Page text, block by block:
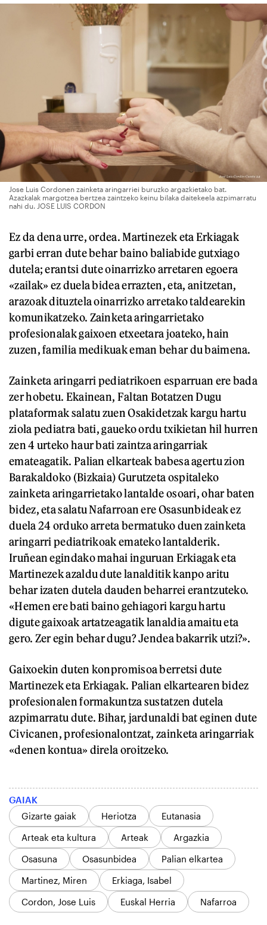
Jose Luis Cordonen zainketa aringarriei buruzko argazkietako bat.
Azazkalak margotzea bertzea zaintzeko keinu bilaka daitekeela azpimarratu
nahi du. JOSE LUIS CORDON
Ez da dena urre, ordea. Martinezek eta Erkiagak
garbi erran dute behar baino baliabide gutxiago
dutela; erantsi dute oinarrizko arretaren egoera
«zailak» ez duela bidea errazten, eta, anitzetan,
arazoak dituztela oinarrizko arretako taldearekin
komunikatzeko. Zainketa aringarrietako
profesionalak gaixoen etxeetara joateko, hain
zuzen, familia medikuak eman behar du baimena.
Zainketa aringarri pediatrikoen esparruan ere bada
zer hobetu. Ekainean, Faltan Botatzen Dugu
plataformak salatu zuen Osakidetzak kargu hartu
ziola pediatra bati, gaueko ordu txikietan hil hurren
zen 4 urteko haur bati zaintza aringarriak
emateagatik. Palian elkarteak babesa agertu zion
Barakaldoko (Bizkaia) Gurutzeta ospitaleko
zainketa aringarrietako lantalde osoari, ohar baten
bidez, eta salatu Nafarroan ere Osasunbideak ez
duela 24 orduko arreta bermatuko duen zainketa
aringarri pediatrikoak emateko lantalderik.
Iruñean egindako mahai inguruan Erkiagak eta
Martinezek azaldu dute lanalditik kanpo aritu
behar izaten dutela dauden beharrei erantzuteko.
«Hemen ere bati baino gehiagori kargu hartu
digute gaixoak artatzeagatik lanaldia amaitu eta
gero. Zer egin behar dugu? Jendea bakarrik utzi?».
Gaixoekin duten konpromisoa berretsi dute
Martinezek eta Erkiagak. Palian elkartearen bidez
profesionalen formakuntza sustatzen dutela
azpimarratu dute. Bihar, jardunaldi bat eginen dute
Civicanen, profesionalontzat, zainketa aringarriak
«denen kontua» direla oroitzeko.
GAIAK
Gizarte gaiak
Heriotza
Eutanasia
Arteak eta kultura
Arteak
Argazkia
Osasuna
Osasunbidea
Palian elkartea
Martinez, Miren
Erkiaga, Isabel
Cordon, Jose Luis
Euskal Herria Nafarroa